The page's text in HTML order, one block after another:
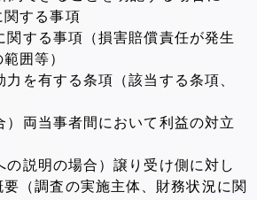
する事項
する事項（損害賠償責任が発生
囲等）
を有する条項（該当する条項、
両当事者間において利益の対立
説明の場合）譲り受け側に対し
（調査の実施主体、財務状況に関